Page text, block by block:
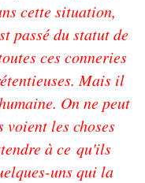
cette situation,
passé du statut de
ces conneries
Mais il
On ne peut
voient les choses
à ce qu'ils
uns qui la